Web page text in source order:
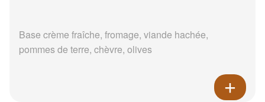
Base crème fraîche, fromage, viande hachée,
pommes de terre, chèvre, olives